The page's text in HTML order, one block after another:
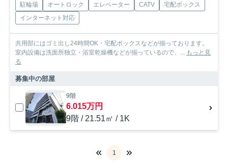
駐輪場 オートロック エレベーター CATV
宅配ボックス
インターネット対応
共用部にはゴミ出し24時間OK・宅配ボックスなどが揃っております。
室内設備は洗面所独立・浴室乾燥機などが揃っているので、... もっと見
る
募集中の部屋
9階
6.015万円
9階 / 21.51㎡ / 1K
1